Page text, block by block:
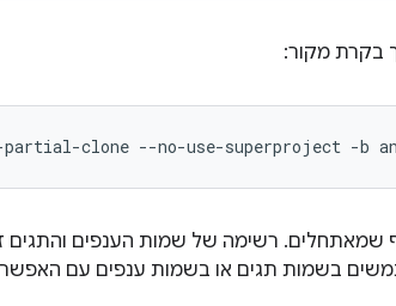
בקרת מקור:
clone --no-use-superproject -b
שמאתחלים. רשימה של שמות הענפים והתגים
בשמות תגים או בשמות ענפים עם